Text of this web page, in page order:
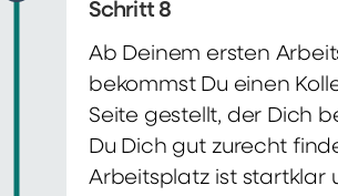
Schritt 8
Ab Deinem ersten
bekommst Du einen
Seite gestellt, der Dich
Du Dich gut zurecht
Arbeitsplatz ist startklar